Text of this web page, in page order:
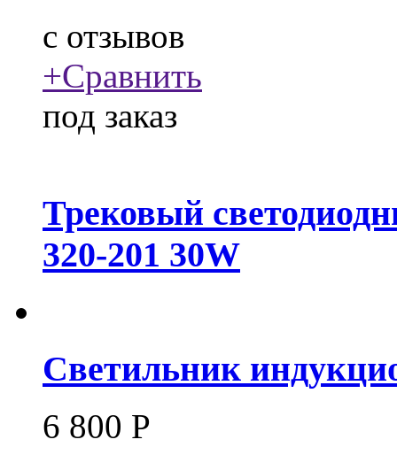
c отзывов
+Сравнить
под заказ
Трековый
320-201 30W
Светильник
6 800 Р